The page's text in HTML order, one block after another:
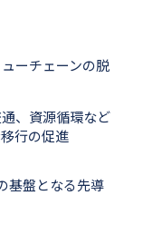
ーチェーンの脱
、資源循環など
行の促進
基盤となる先導